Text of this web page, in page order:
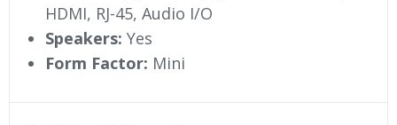
HDMI, RJ-45, Audio I/O
Speakers: Yes
Form Factor: Mini